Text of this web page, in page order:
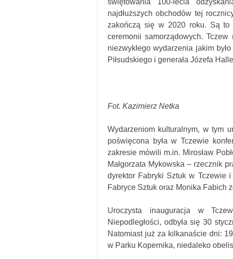
świętowania 100-lecia
najdłuższych obchodów tej
zakończą się w 2020 roku. Są to
ceremonii samorządowych.
niezwykłego wydarzenia jakim
Piłsudskiego i generała Józefa
Fot. Kazimierz Netka
Wydarzeniom kulturalnym, w tym
poświęcona była w Tczewie
zakresie mówili m.in. Mirosław
Małgorzata Mykowska – rzecznik
dyrektor Fabryki Sztuk w Tczewie
Fabryce Sztuk oraz Monika Fabich
Uroczysta inauguracja w
Niepodległości, odbyła się 30
Natomiast już za kilkanaście dni:
w Parku Kopernika, niedaleko